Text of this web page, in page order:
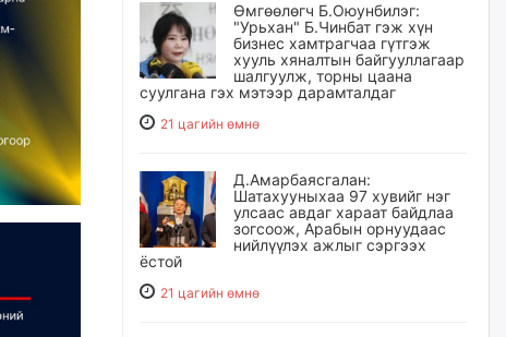
Өмгөөлөгч Б.Оюунбилэг:
"Урьхан" Б.Чинбат гэж хүн
бизнес хамтрагчаа гүтгэж
хууль хяналтын байгууллагаар
шалгуулж, торны цаана
суулгана гэх мэтээр дарамталдаг
21 цагийн өмнө
Д.Амарбаясгалан:
Шатахууныхаа 97 хувийг нэг
улсаас авдаг хараат байдлаа
зогсоож, Арабын орнуудаас
нийлүүлэх ажлыг сэргээх
ёстой
21 цагийн өмнө